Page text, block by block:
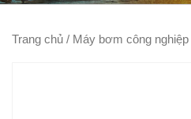
Trang chủ / Máy bơm công nghiệp